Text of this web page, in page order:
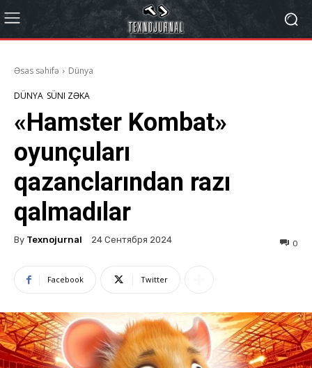
Əsas səhifə Dünya
DÜNYA SÜNI ZƏKA
«Hamster Kombat»
oyunçuları
qazanclarından razı
qalmadılar
By Texnojurnal 24 Сентября 2024 0
Facebook Twitter